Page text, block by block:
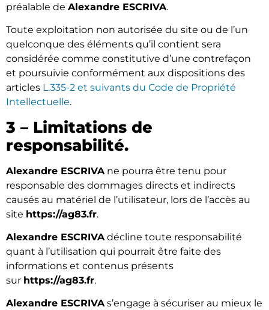
préalable de Alexandre ESCRIVA.
Toute exploitation non autorisée du site ou de l’un
quelconque des éléments qu’il contient sera
considérée comme constitutive d’une contrefaçon
et poursuivie conformément aux dispositions des
articles L.335-2 et suivants du Code de Propriété
Intellectuelle.
3 – Limitations de
responsabilité.
Alexandre ESCRIVA ne pourra être tenu pour
responsable des dommages directs et indirects
causés au matériel de l’utilisateur, lors de l’accès au
site https://ag83.fr.
Alexandre ESCRIVAdécline toute responsabilité
quant à l’utilisation qui pourrait être faite des
informations et contenus présents
sur https://ag83.fr.
Alexandre ESCRIVAs’engage à sécuriser au mieux le